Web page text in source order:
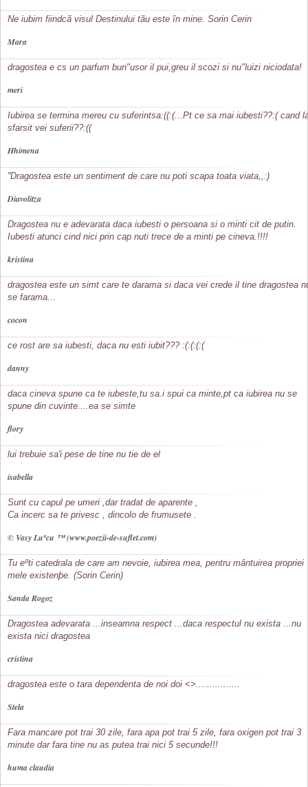
Ne iubim fiindcã visul Destinului tãu este în mine. Sorin Cerin
Mara
dragostea e cs un parfum bun"usor il pui,greu il scozi si nu"luizi niciodata!
meri
Iubirea se termina mereu cu suferintsa:((:(...Pt ce sa mai iubesti??:( cand
sfarsit vei suferii??:((
Hhimena
''Dragostea este un sentiment de care nu poti scapa toata viata,,:)
Diavolitza
Dragostea nu e adevarata daca iubesti o persoana si o minti cit de putin.
Iubesti atunci cind nici prin cap nuti trece de a minti pe cineva.!!!!
kristina
dragostea este un simt care te darama si daca vei crede il tine dragostea
se farama...
cocon
ce rost are sa iubesti, daca nu esti iubit??? :(:(:(:(
danny
daca cineva spune ca te iubeste,tu sa.i spui ca minte,pt ca iubirea nu se
spune din cuvinte....ea se simte
flory
lui trebuie sa'i pese de tine nu tie de el
isabella
Sunt cu capul pe umeri ,dar tradat de aparente ,
Ca incerc sa te privesc , dincolo de frumusete .
© Vasy Luºcu ™ (www.poezii-de-suflet.com)
Tu eºti catedrala de care am nevoie, iubirea mea, pentru mântuirea propriei
mele existenþe. (Sorin Cerin)
Sanda Rogoz
Dragostea adevarata ...inseamna respect ...daca respectul nu exista ...nu
exista nici dragostea
cristina
dragostea este o tara dependenta de noi doi <>................
Stela
Fara mancare pot trai 30 zile, fara apa pot trai 5 zile, fara oxigen pot trai 3
minute dar fara tine nu as putea trai nici 5 secunde!!!
huma claudia